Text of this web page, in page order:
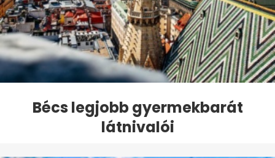
Bécs legjobb gyermekbarát
látnivalói